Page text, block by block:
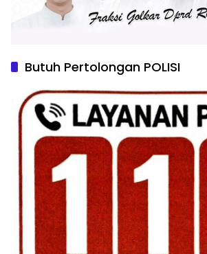
Butuh Pertolongan POLISI